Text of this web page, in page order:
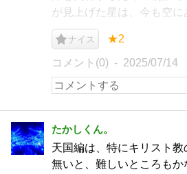
が見上げた星は、今も空に
ナイス ★2
コメント(0) 2025/07/14
たかしくん。
天国編は、特にキリスト
無いと、難しいところも